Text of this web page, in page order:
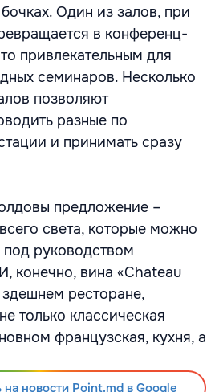
Один из залов, при
в конференц-
привлекательным для
семинаров. Несколько
позволяют
разные по
и принимать сразу
предложение –
света, которые можно
под руководством
конечно, вина «Chateau
ресторане,
только классическая
французская, кухня, а
новости Point.md в Google